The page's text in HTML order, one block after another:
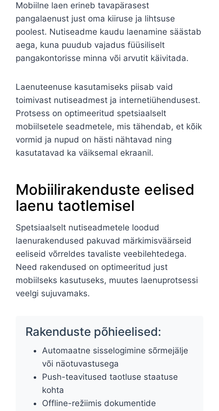
Mobiilne laen erineb tavapärasest
pangalaenust just oma kiiruse ja lihtsuse
poolest. Nutiseadme kaudu laenamine säästab
aega, kuna puudub vajadus füüsiliselt
pangakontorisse minna või arvutit käivitada.
Laenuteenuse kasutamiseks piisab vaid
toimivast nutiseadmest ja internetiühendusest.
Protsess on optimeeritud spetsiaalselt
mobiilsetele seadmetele, mis tähendab, et kõik
vormid ja nupud on hästi nähtavad ning
kasutatavad ka väiksemal ekraanil.
Mobiilirakenduste eelised
laenu taotlemisel
Spetsiaalselt nutiseadmetele loodud
laenurakendused pakuvad märkimisväärseid
eeliseid võrreldes tavaliste veebilehtedega.
Need rakendused on optimeeritud just
mobiilseks kasutuseks, muutes laenuprotsessi
veelgi sujuvamaks.
Rakenduste põhieelised:
Automaatne sisselogimine sõrmejälje
või näotuvastusega
Push-teavitused taotluse staatuse
kohta
Offline-režiimis dokumentide